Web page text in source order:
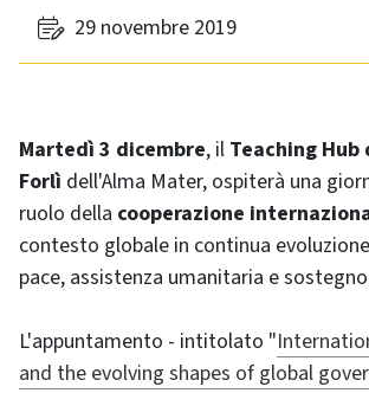
29 novembre 2019
Martedì 3 dicembre, il Teaching Hub
Forlì dell'Alma Mater, ospiterà una
ruolo della cooperazione
contesto globale in continua
pace, assistenza umanitaria e
L'appuntamento - intitolato "
and the evolving shapes of global